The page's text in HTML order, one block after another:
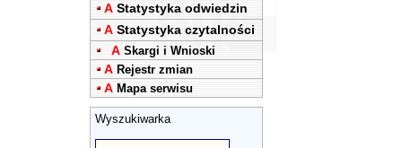
A Statystyka odwiedzin
A Statystyka czytalności
A Skargi i Wnioski
A Rejestr zmian
A Mapa serwisu
Wyszukiwarka